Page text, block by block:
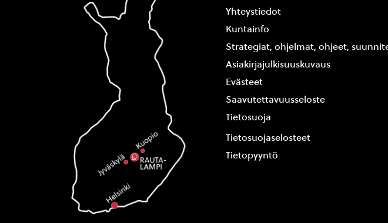
Yhteystiedot
Kuntainfo
Strategiat, ohjelmat, ohjeet,
Asiakirjajulkisuuskuvaus
Evästeet
Saavutettavuusseloste
Tietosuoja
Tietosuojaselosteet
Tietopyyntö